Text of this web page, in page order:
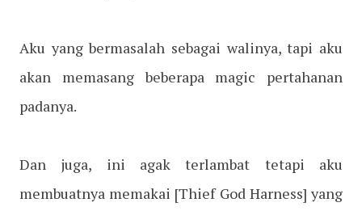
Aku yang bermasalah sebagai walinya, tapi aku
akan memasang beberapa magic pertahanan
padanya.
Dan juga, ini agak terlambat tetapi aku
membuatnya memakai [Thief God Harness] yang